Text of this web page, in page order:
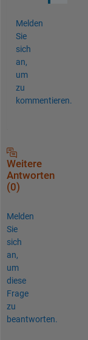
Melden
Sie
sich
an,
um
zu
kommentieren.
Weitere
Antworten
(0)
Melden
Sie
sich
an,
um
diese
Frage
zu
beantworten.